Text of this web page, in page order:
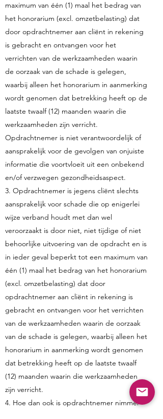
maximum van één (1) maal het bedrag van
het honorarium (excl. omzetbelasting) dat
door opdrachtnemer aan cliënt in rekening
is gebracht en ontvangen voor het
verrichten van de werkzaamheden waarin
de oorzaak van de schade is gelegen,
waarbij alleen het honorarium in aanmerking
wordt genomen dat betrekking heeft op de
laatste twaalf (12) maanden waarin die
werkzaamheden zijn verricht.
Opdrachtnemer is niet verantwoordelijk of
aansprakelijk voor de gevolgen van onjuiste
informatie die voortvloeit uit een onbekend
en/of verzwegen gezondheidsaspect.
3. Opdrachtnemer is jegens cliënt slechts
aansprakelijk voor schade die op enigerlei
wijze verband houdt met dan wel
veroorzaakt is door niet, niet tijdige of niet
behoorlijke uitvoering van de opdracht en is
in ieder geval beperkt tot een maximum van
één (1) maal het bedrag van het honorarium
(excl. omzetbelasting) dat door
opdrachtnemer aan cliënt in rekening is
gebracht en ontvangen voor het verrichten
van de werkzaamheden waarin de oorzaak
van de schade is gelegen, waarbij alleen het
honorarium in aanmerking wordt genomen
dat betrekking heeft op de laatste twaalf
(12) maanden waarin die werkzaamheden
zijn verricht.
4. Hoe dan ook is opdrachtnemer nimmer